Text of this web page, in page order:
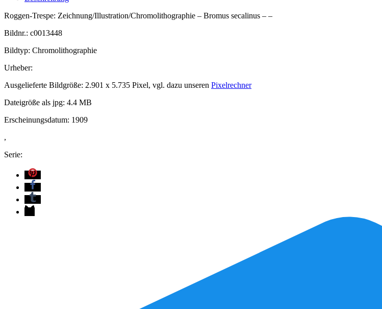
Roggen-Trespe: Zeichnung/Illustration/Chromolithographie – Bromus secalinus – –
Bildnr.: c0013448
Bildtyp: Chromolithographie
Urheber:
Ausgelieferte Bildgröße: 2.901 x 5.735 Pixel, vgl. dazu unseren Pixelrechner
Dateigröße als jpg: 4.4 MB
Erscheinungsdatum: 1909
,
Serie: